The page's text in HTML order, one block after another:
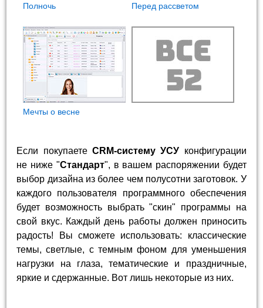
Полночь Перед рассветом
Мечты о весне
Если покупаете CRM-систему УСУ конфигурации
не ниже "Стандарт", в вашем распоряжении будет
выбор дизайна из более чем полусотни заготовок. У
каждого пользователя программного обеспечения
будет возможность выбрать "скин" программы на
свой вкус. Каждый день работы должен приносить
радость! Вы сможете использовать: классические
темы, светлые, с темным фоном для уменьшения
нагрузки на глаза, тематические и праздничные,
яркие и сдержанные. Вот лишь некоторые из них.